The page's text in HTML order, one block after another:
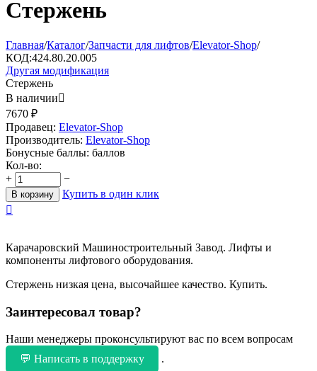
Стержень
Главная/Каталог/Запчасти для лифтов/Elevator-Shop/
КОД:424.80.20.005
Другая модификация
Стержень
В наличии
7670 ₽
Продавец: Elevator-Shop
Производитель: Elevator-Shop
Бонусные баллы: баллов
Кол-во:
+
−
В корзину
Купить в один клик

Карачаровский Машиностроительный Завод. Лифты и
компоненты лифтового оборудования.
Стержень низкая цена, высочайшее качество. Купить.
Заинтересовал товар?
Наши менеджеры проконсультируют вас по всем вопросам
💬 Написать в поддержку
.